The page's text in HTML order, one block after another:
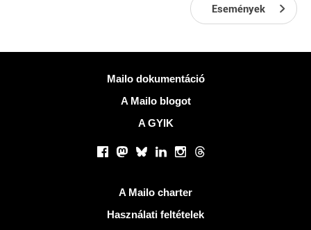
Események
Mailo dokumentáció
A Mailo blogot
A GYIK
Facebook
Mastodon
BlueskyLinkedInInstagram
Threads
A Mailo charter
Használati feltételek